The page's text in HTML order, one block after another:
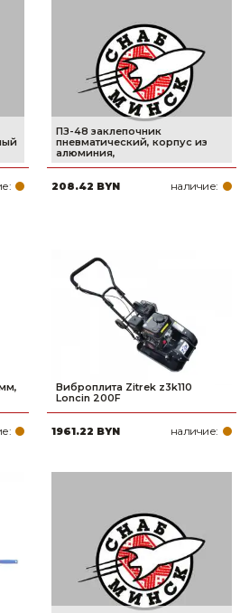
ПЗ-48 заклепочник
пневматический, корпус из
алюминия,
208.42 BYN наличие:
Виброплита Zitrek z3k110
Loncin 200F
1961.22 BYN наличие: